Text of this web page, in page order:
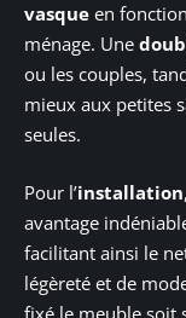
vasque en
ménage. Une
ou les couples,
mieux aux petites
seules.
Pour l’installation
avantage
facilitant ainsi le
légèreté et de
fixé le meuble soit